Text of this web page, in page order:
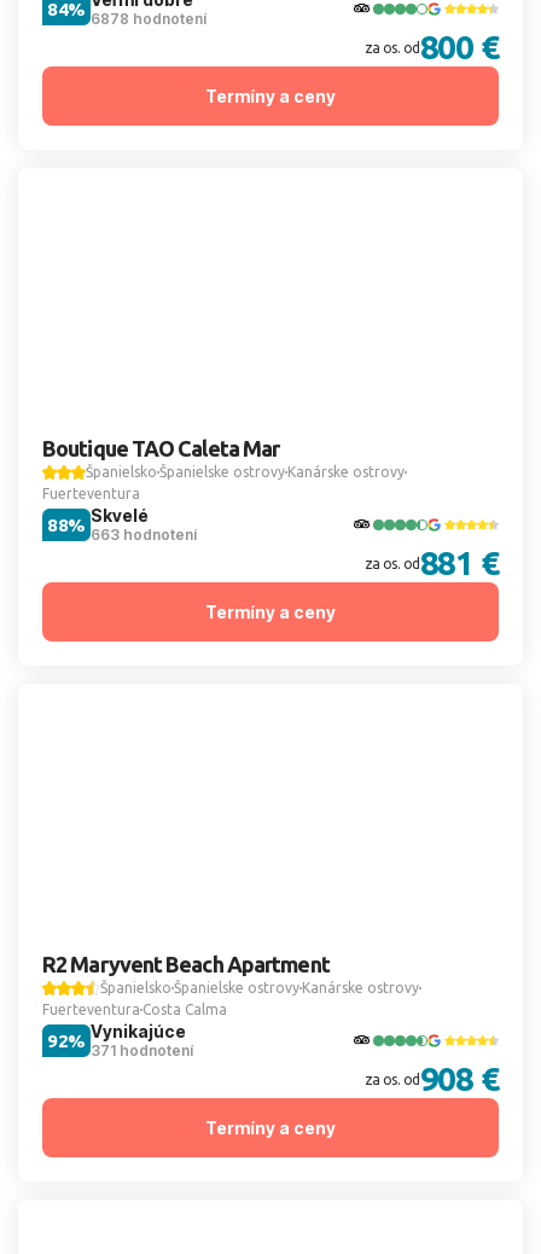
6878 hodnotení
84%
za os. od 800 €
Termíny a ceny
Boutique TAO Caleta Mar
Španielsko Španielske ostrovy Kanárske ostrovy
Fuerteventura
Skvelé
663 hodnotení
88%
za os. od 881 €
Termíny a ceny
R2 Maryvent Beach Apartment
Španielsko Španielske ostrovy Kanárske ostrovy
Fuerteventura Costa Calma
Vynikajúce
371 hodnotení
92%
za os. od 908 €
Termíny a ceny